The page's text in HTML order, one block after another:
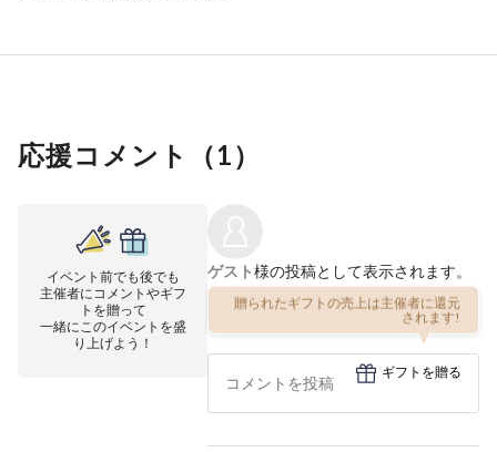
応援コメント（1）
イベント前でも後でも
主催者にコメントやギフ
トを贈って
一緒にこのイベントを盛
り上げよう！
ゲスト様の投稿として表示されます。
贈られたギフトの売上は主催者に還元
されます!
ギフトを贈る